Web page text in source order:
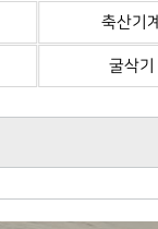
축산기계
굴삭기